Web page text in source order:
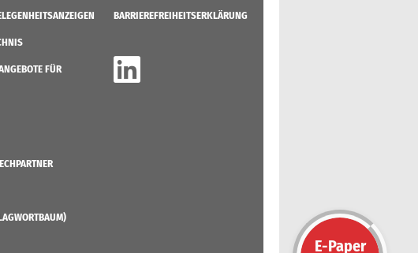
FÜR
BARRIEREFREIHEITSERKLÄRUNG
E-Paper